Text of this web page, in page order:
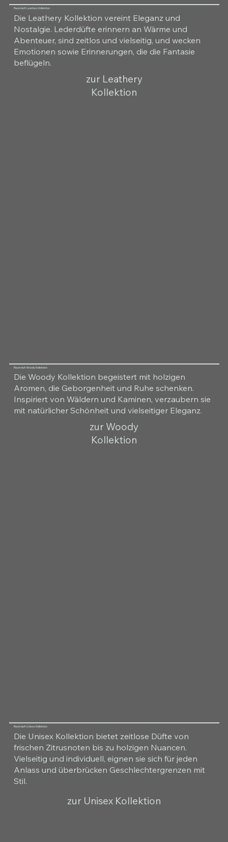
Raumduft Leathery Kollektion
Die Leathery Kollektion vereint Eleganz und
Nostalgie. Lederdüfte erinnern an Wärme und
Abenteuer, sind zeitlos und vielseitig, und wecken
Emotionen sowie Erinnerungen, die die Fantasie
beflügeln.
zur Leathery
Kollektion
Raumduft Woody Kollektion
Die Woody Kollektion begeistert mit holzigen
Aromen, die Geborgenheit und Ruhe schenken.
Inspiriert von Wäldern und Kaminen, verzaubern sie
mit natürlicher Schönheit und vielseitiger Eleganz.
zur Woody
Kollektion
Raumduft Unisex Kollektion
Die Unisex Kollektion bietet zeitlose Düfte von
frischen Zitrusnoten bis zu holzigen Nuancen.
Vielseitig und individuell, eignen sie sich für jeden
Anlass und überbrücken Geschlechtergrenzen mit
Stil.
zur Unisex Kollektion